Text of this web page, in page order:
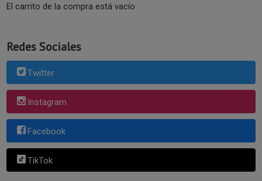
El carrito de la compra está vacío
Redes Sociales
Twitter
Instagram
Facebook
TikTok